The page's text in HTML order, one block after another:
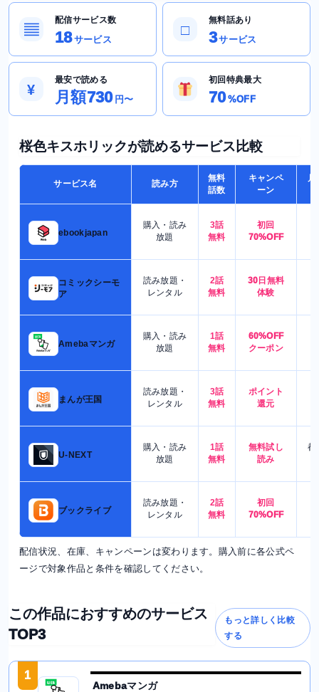
▤
配信サービス数
18サービス
□
無料話あり
3サービス
¥
最安で読める
月額730 円〜
初回特典最大
70%OFF
桜色キスホリックが読めるサービス比較
サービス名 読み方
無料
話数
キャンペ
ーン
月
ebookjapan
購入・読み
放題
3話
無料
初回
70%OFF
コミックシーモ
ア
読み放題・
レンタル
2話
無料
30日無料
体験
Amebaマンガ
購入・読み
放題
1話
無料
60%OFF
クーポン
まんが王国
読み放題・
レンタル
3話
無料
ポイント
還元
U-NEXT
購入・読み
放題
1話
無料
無料試し
読み
都
ブックライブ
読み放題・
レンタル
2話
無料
初回
70%OFF
配信状況、在庫、キャンペーンは変わります。購入前に各公式ペ
ージで対象作品と条件を確認してください。
この作品におすすめのサービス
TOP3
もっと詳しく比較
する
1
Amebaマンガ